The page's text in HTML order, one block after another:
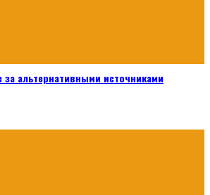
за альтернативными источниками